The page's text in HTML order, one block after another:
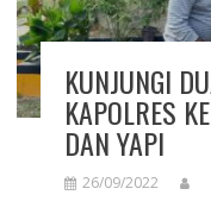
KUNJUNGI
KAPOLRES
DAN YAPI
26/09/2022